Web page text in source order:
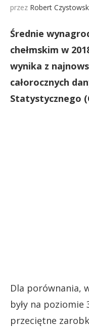
przez Robert
Średnie
chełmskim w
wynika z
całorocznych
Statystycznego
Dla porównania,
były na poziomie
przeciętne